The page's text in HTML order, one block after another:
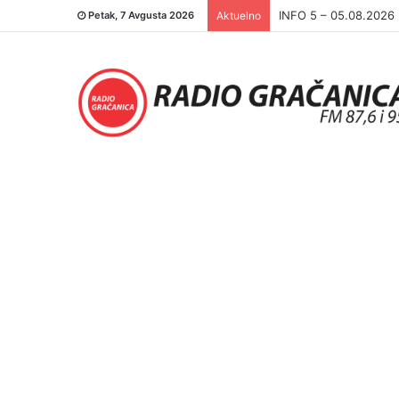
Petak, 7 Avgusta 2026 Aktuelno INFO 5 – 04.08.2026.